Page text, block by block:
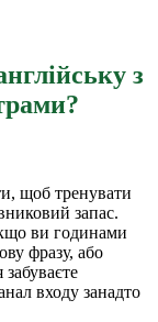
з
щоб тренувати
запас.
ви годинами
фразу, або
входу занадто